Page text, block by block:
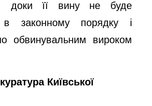
доки її вину не буде
законному порядку і
обвинувальним вироком
Київської